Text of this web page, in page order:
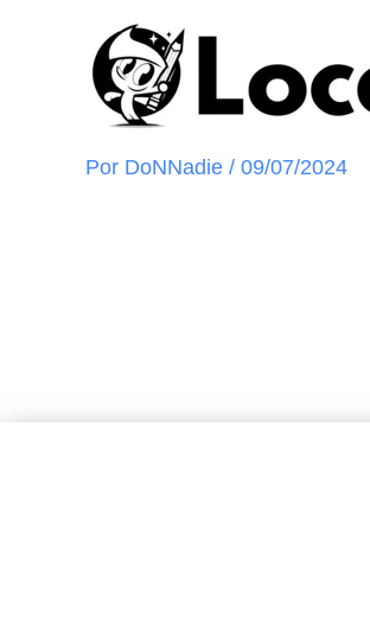
Por DoNNadie / 09/07/2024